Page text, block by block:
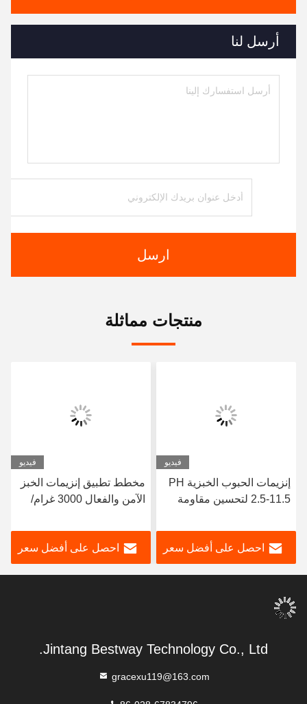
أرسل لنا
ارسل
منتجات مماثلة
فيديو
إنزيمات الحبوب الخبزية PH
2.5-11.5 لتحسين مقاومة
التبخير
احصل على أفضل سعر
فيديو
مخطط تطبيق إنزيمات الخبز
الآمن والفعال 3000 غرام/
احصل على أفضل سعر
Jintang Bestway Technology Co., Ltd.
gracexu119@163.com